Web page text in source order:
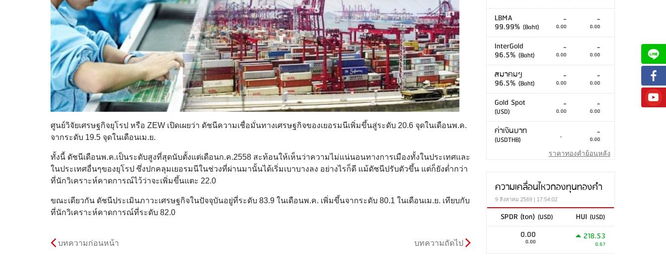
ศูนย์วิจัยเศรษฐกิจยุโรป หรือ ZEW เปิดเผยว่า ดัชนีความเชื่อมั่นทางเศรษฐกิจของเยอรมนีเพิ่มขึ้นสู่ระดับ 20.6 จุดในเดือนพ.ค.
จากระดับ 19.5 จุดในเดือนเม.ย.
ทั้งนี้ ดัชนีเดือนพ.ค.เป็นระดับสูงที่สุดนับตั้งแต่เดือนก.ค.2558 สะท้อนให้เห็นว่าความไม่แน่นอนทางการเมืองทั้งในประเทศและ
ในประเทศอื่นๆของยุโรป ซึ่งปกคลุมเยอรมนีในช่วงที่ผ่านมานั้นได้เริ่มเบาบางลง อย่างไรก็ดี แม้ดัชนีปรับตัวขึ้น แต่ก็ยังต่ำกว่า
ที่นักวิเคราะห์คาดการณ์ไว้ว่าจะเพิ่มขึ้นแตะ 22.0
ขณะเดียวกัน ดัชนีประเมินภาวะเศรษฐกิจในปัจจุบันอยู่ที่ระดับ 83.9 ในเดือนพ.ค. เพิ่มขึ้นจากระดับ 80.1 ในเดือนเม.ย. เทียบกับ
ที่นักวิเคราะห์คาดการณ์ที่ระดับ 82.0
บทความก่อนหน้า บทความถัดไป
LBMA
99.99% (Baht)
-
0.00
-
0.00
InterGold
96.5% (Baht)
-
0.00
-
0.00
สมาคมฯ
96.5% (Baht)
-
0.00
-
0.00
Gold Spot
(USD)
-
0.00
-
0.00
ค่าเงินบาท
(USDTHB) - -
0.00
ราคาทองคำย้อนหลัง
ความเคลื่อนไหวกองทุนทองคำ
9 สิงหาคม 2569 | 17:54:02
SPDR (ton) (USD) HUI (USD)
0.00
0.00 218.53
0.67